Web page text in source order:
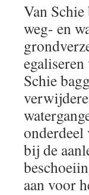
Van
weg- en
Schie
bij de
aan voor